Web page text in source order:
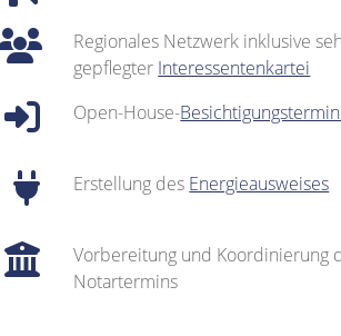
Regionales Netzwerk inklusive
gepflegter Interessentenkartei
Open-House-
Erstellung des Energieausweises
Vorbereitung und Koordinierung
Notartermins